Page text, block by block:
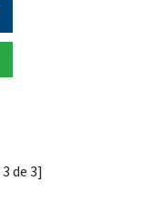
3de3]